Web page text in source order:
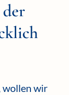
wollen wir